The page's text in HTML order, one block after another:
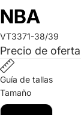
a
pantalla
completa
a
pantalla
completa
NBA
VT3371-38/39
Precio de oferta
Guía de tallas
Tamaño